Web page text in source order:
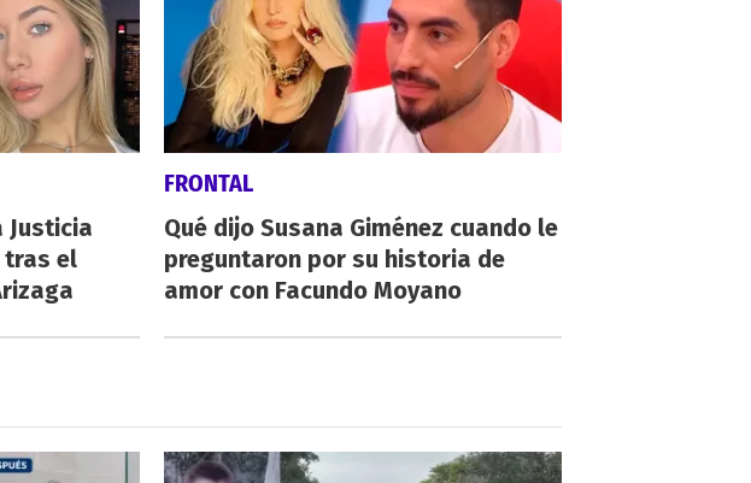
Justicia
tras el
FRONTAL
Qué dijo Susana Giménez cuando le
preguntaron por su historia de
amor con Facundo Moyano